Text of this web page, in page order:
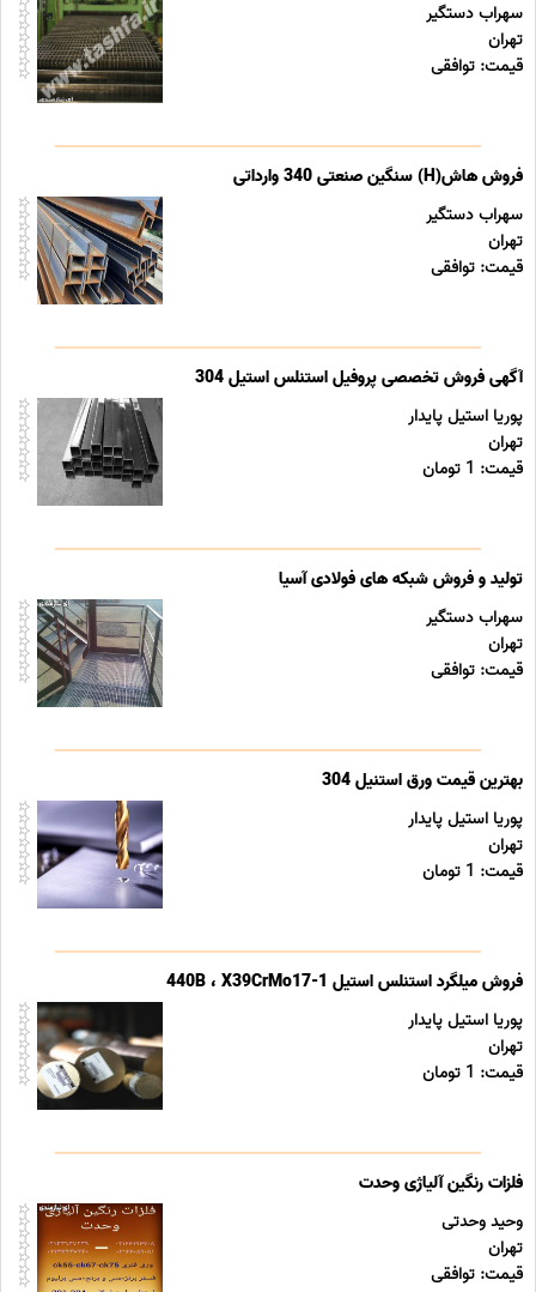
سهراب دستگیر
تهران
قیمت: توافقی
فروش هاش(H) سنگین صنعتی 340 وارداتی
سهراب دستگیر
تهران
قیمت: توافقی
آگهی فروش تخصصی پروفیل استنلس استیل 304
پوریا استیل پایدار
تهران
قیمت: 1 تومان
تولید و فروش شبکه های فولادی آسیا
سهراب دستگیر
تهران
قیمت: توافقی
بهترین قیمت ورق استنیل 304
پوریا استیل پایدار
تهران
قیمت: 1 تومان
فروش میلگرد استنلس استیل 440B ، X39CrMo17-1
پوریا استیل پایدار
تهران
قیمت: 1 تومان
فلزات رنگین آلیاژی وحدت
وحید وحدتی
تهران
قیمت: توافقی